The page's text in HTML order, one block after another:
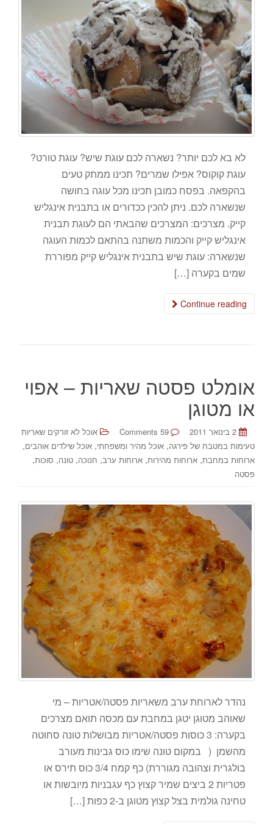
לא בא לכם יותר? נשארה לכם עוגת שיש? עוגת טורט?
עוגת קוקוס? אפילו שמרים? תכינו ממתק טעים
בהקפאה. בפסח כמובן תכינו מכל עוגה בחושה
שנשארה לכם. ניתן להכין ככדורים או בתבנית אינגליש
קייק. מצרכים: המצרכים שהבאתי הם לעוגת תבנית
אינגליש קייק והכמות משתנה בהתאם לכמות העוגה
שנשארה: עוגת שיש בתבנית אינגליש קייק מפוררת
שמים בקערה […]
Continue reading
אומלט פסטה שאריות – אפוי
או מטוגן
2 בינואר 2011 59 Comments
אוכל לא זורקים שאריות
טעימות במטבח של פירגה, אוכל מהיר ומשפחתי, אוכל שילדים אוהבים,
ארוחות במחבת, ארוחות מהירות, ארוחות ערב, חנוכה, טונה, סוכות,
פסטה
נהדר לארוחת ערב משאריות פסטה/אטריות – מי
שאוהב מטוגן יטגן במחבת עם מכסה תואם מצרכים
בקערה: 3 כוסות פסטה/אטריות מבושלות טונה סחוטה
מהשמן ( במקום טונה שימו כוס גבינות מעורב
בולגרית וצהובה מגוררת) כף קמח 3/4 כוס תירס או
פטריות 2 ביצים שמיר קצוץ כף עגבניות מיובשות או
טחינה גולמית בצל קצוץ מטוגן ב-2 כפות […]